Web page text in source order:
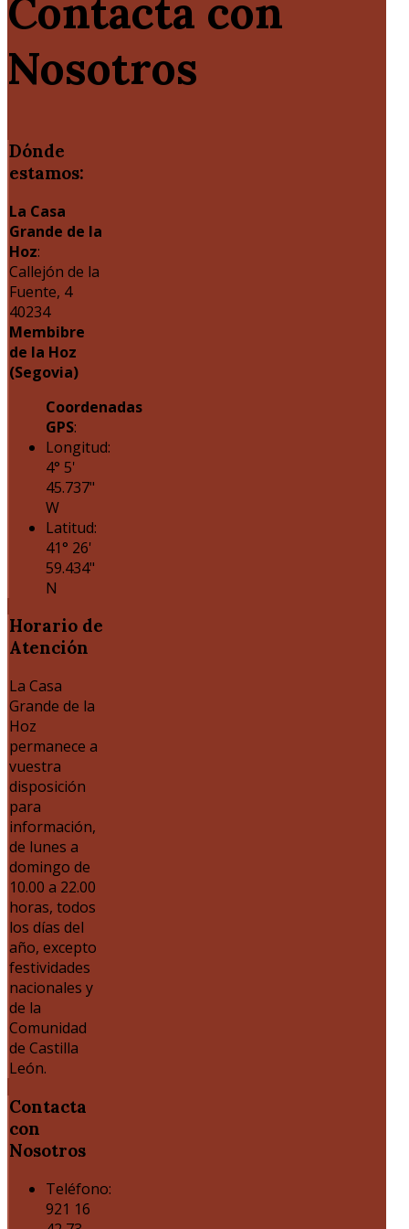
Contacta con
Nosotros
Dónde
estamos:
La Casa
Grande de la
Hoz:
Callejón de la
Fuente, 4
40234
Membibre
de la Hoz
(Segovia)
Coordenadas
GPS:
Longitud:
4° 5'
45.737"
W
Latitud:
41° 26'
59.434"
N
Horario de
Atención
La Casa
Grande de la
Hoz
permanece a
vuestra
disposición
para
información,
de lunes a
domingo de
10.00 a 22.00
horas, todos
los días del
año, excepto
festividades
nacionales y
de la
Comunidad
de Castilla
León.
Contacta
con
Nosotros
Teléfono:
921 16